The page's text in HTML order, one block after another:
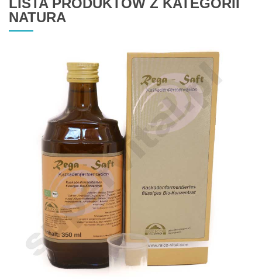
LISTA PRODUKTÓW Z KATEGORII
NATURA